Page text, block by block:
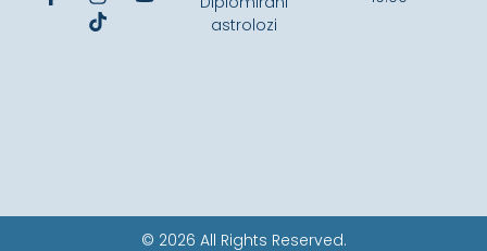
astrolozi
© 2026 All Rights Reserved.